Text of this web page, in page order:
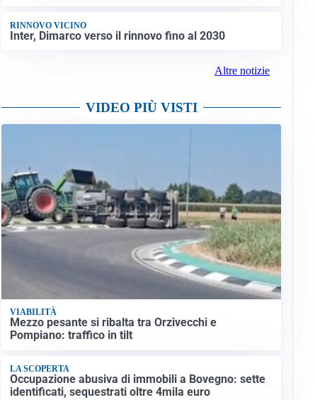
RINNOVO VICINO
Inter, Dimarco verso il rinnovo fino al 2030
Altre notizie
VIDEO PIÙ VISTI
VIABILITÀ
Mezzo pesante si ribalta tra Orzivecchi e
Pompiano: traffico in tilt
LA SCOPERTA
Occupazione abusiva di immobili a Bovegno: sette
identificati, sequestrati oltre 4mila euro